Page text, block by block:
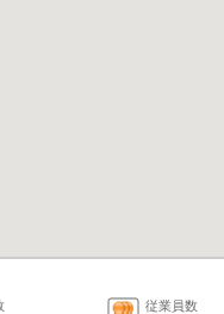
従業員数